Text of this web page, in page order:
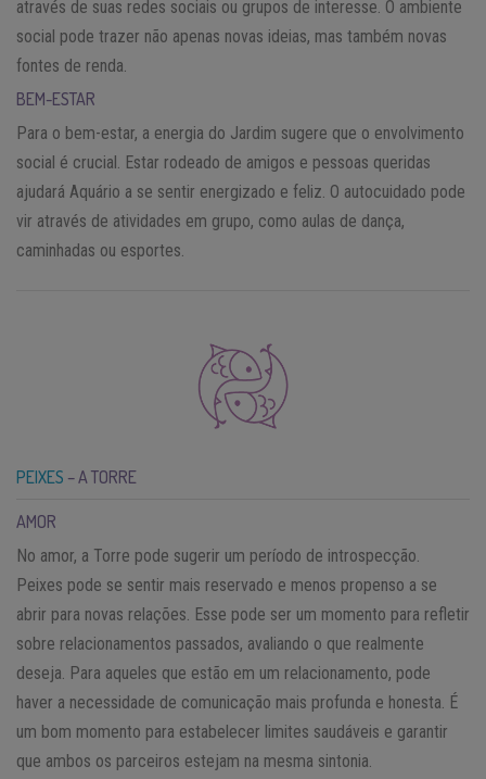
através de suas redes sociais ou grupos de interesse. O ambiente
social pode trazer não apenas novas ideias, mas também novas
fontes de renda.
BEM-ESTAR
Para o bem-estar, a energia do Jardim sugere que o envolvimento
social é crucial. Estar rodeado de amigos e pessoas queridas
ajudará Aquário a se sentir energizado e feliz. O autocuidado pode
vir através de atividades em grupo, como aulas de dança,
caminhadas ou esportes.
PEIXES – A TORRE
AMOR
No amor, a Torre pode sugerir um período de introspecção.
Peixes pode se sentir mais reservado e menos propenso a se
abrir para novas relações. Esse pode ser um momento para refletir
sobre relacionamentos passados, avaliando o que realmente
deseja. Para aqueles que estão em um relacionamento, pode
haver a necessidade de comunicação mais profunda e honesta. É
um bom momento para estabelecer limites saudáveis e garantir
que ambos os parceiros estejam na mesma sintonia.